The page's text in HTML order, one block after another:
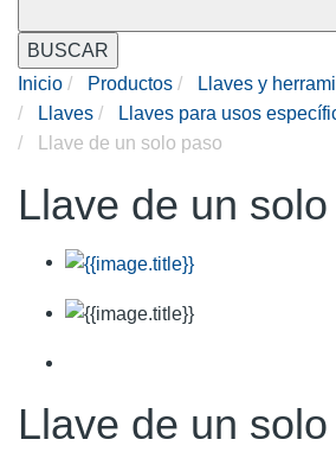
BUSCAR
Inicio
Productos
Llaves y
Llaves
Llaves para usos
Llave de un solo paso
Llave de un
Llave de un